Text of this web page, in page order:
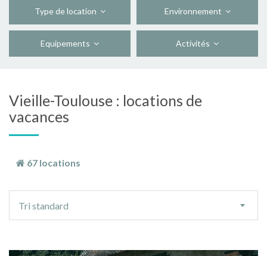
Type de location Environnement
Equipements Activités
Vieille-Toulouse : locations de
vacances
67 locations
tri
Tri standard